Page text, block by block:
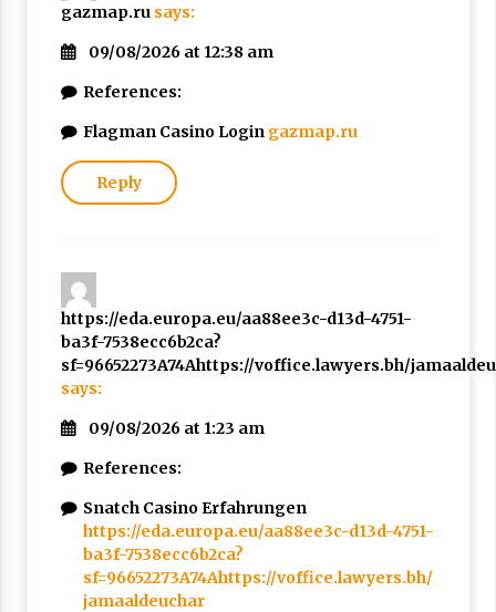
gazmap.ru says:
09/08/2026 at 12:38 am
References:
Flagman Casino Login gazmap.ru
Reply
https://eda.europa.eu/aa88ee3c-d13d-4751-
ba3f-7538ecc6b2ca?
sf=96652273A74Ahttps://voffice.lawyers.bh/
says:
09/08/2026 at 1:23 am
References:
Snatch Casino Erfahrungen
https://eda.europa.eu/aa88ee3c-d13d-4751-
ba3f-7538ecc6b2ca?
sf=96652273A74Ahttps://voffice.lawyers.bh/
jamaaldeuchar